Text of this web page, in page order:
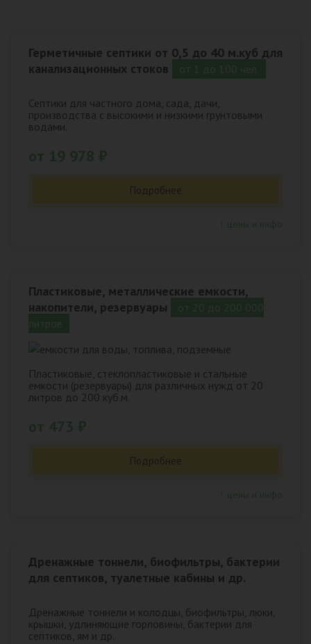
Герметичные септики от 0,5 до 40 м.куб для
канализационных стоков
Септики для частного дома, сада, дачи,
производства с высокими и низкими грунтовыми
водами.
Подробнее
Пластиковые, металлические емкости,
накопители, резервуары
Пластиковые, стеклопластиковые и стальные
емкости (резервуары) для различных нужд от 20
литров до 200 куб.м.
Подробнее
Дренажные тоннели, биофильтры, бактерии
для септиков, туалетные кабины и др.
Дренажные тоннели и колодцы, биофильтры, люки,
крышки, удлиняющие горловины, бактерии для
септиков, ям и др.